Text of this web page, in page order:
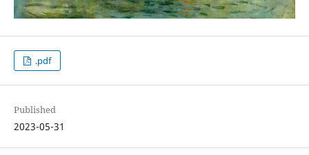
.pdf
Published
2023-05-31